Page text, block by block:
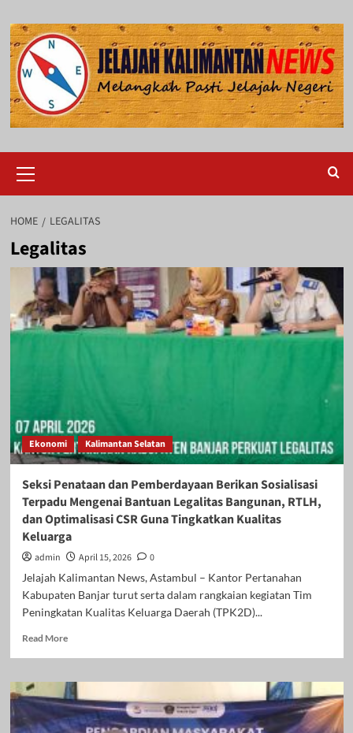
to
content
Menu
HOME LEGALITAS
Legalitas
Ekonomi Kalimantan Selatan
Seksi Penataan dan Pemberdayaan Berikan Sosialisasi
Terpadu Mengenai Bantuan Legalitas Bangunan, RTLH,
dan Optimalisasi CSR Guna Tingkatkan Kualitas
Keluarga
admin April 15, 2026
0
Jelajah Kalimantan News, Astambul – Kantor Pertanahan
Kabupaten Banjar turut serta dalam rangkaian kegiatan Tim
Peningkatan Kualitas Keluarga Daerah (TPK2D)...
Read MoreRead
Seksi
Penataan
dan
Pemberdayaan